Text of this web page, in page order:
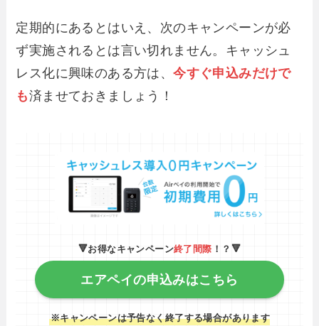
定期的にあるとはいえ、次のキャンペーンが必
ず実施されるとは言い切れません。キャッシュ
レス化に興味のある方は、今すぐ申込みだけで
も済ませておきましょう！
🔻お得なキャンペーン終了間際 ！？🔻
エアペイの申込みはこちら
※キャンペーンは予告なく終了する場合があります